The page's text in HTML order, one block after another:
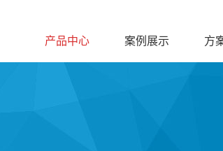
产品中心 案例展示 方